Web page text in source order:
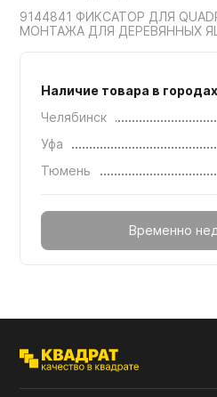
9144841 ФИКСАТОР ДЛЯ
МОНТАЖА ДЛЯ ДЕРЕВЯННЫХ
Наличие товара в городах
Челябинск
Уфа
Тюмень
Временно